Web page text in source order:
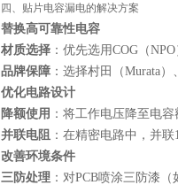
四、贴片电容漏电的解决方案
替换高可靠性电容
材质选择 ：优先选用COG（
品牌保障 ：选择村田（Murata
优化电路设计
降额使用 ：将工作电压降至电
并联电阻 ：在精密电路中，并
改善环境条件
三防处理 ：对PCB喷涂三防漆